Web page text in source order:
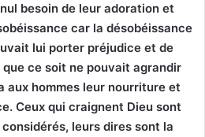
besoin de leur adoration et
car la désobéissance
lui porter préjudice et de
que ce soit ne pouvait agrandir
aux hommes leur nourriture et
Ceux qui craignent Dieu sont
leurs dires sont la